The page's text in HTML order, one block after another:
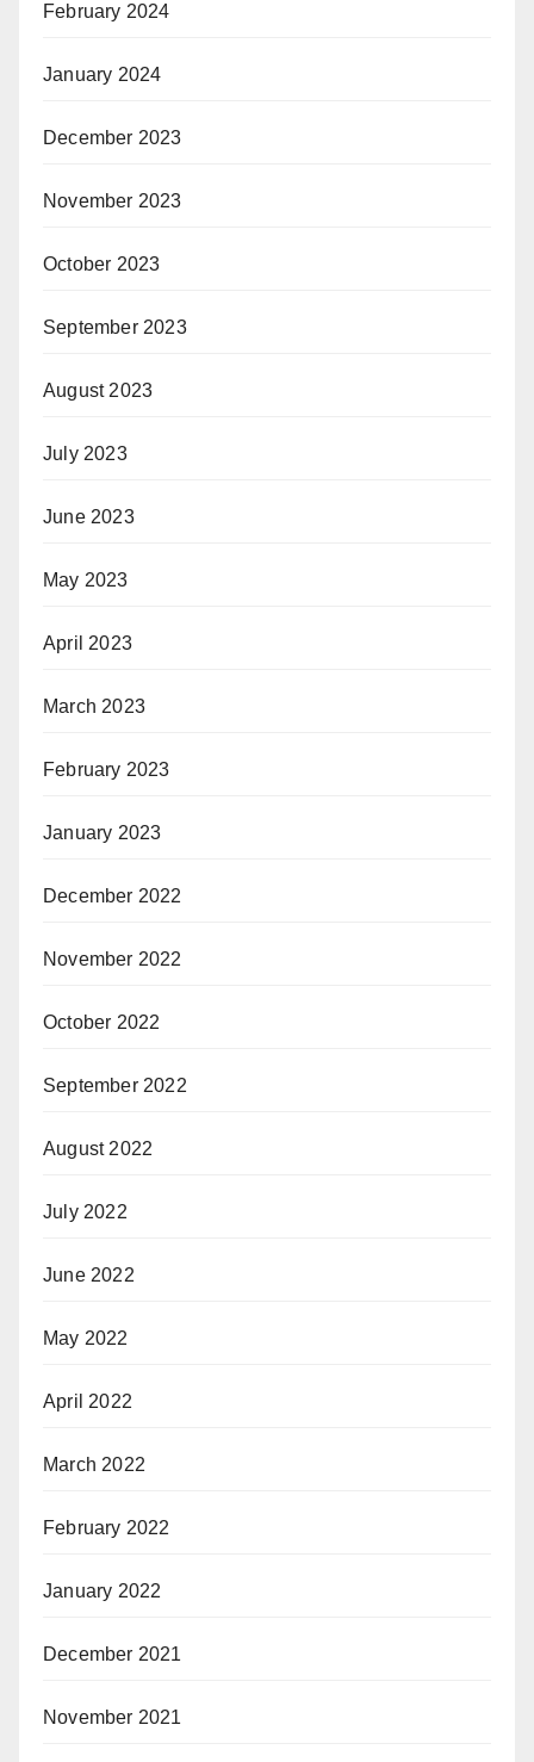
February 2024
January 2024
December 2023
November 2023
October 2023
September 2023
August 2023
July 2023
June 2023
May 2023
April 2023
March 2023
February 2023
January 2023
December 2022
November 2022
October 2022
September 2022
August 2022
July 2022
June 2022
May 2022
April 2022
March 2022
February 2022
January 2022
December 2021
November 2021